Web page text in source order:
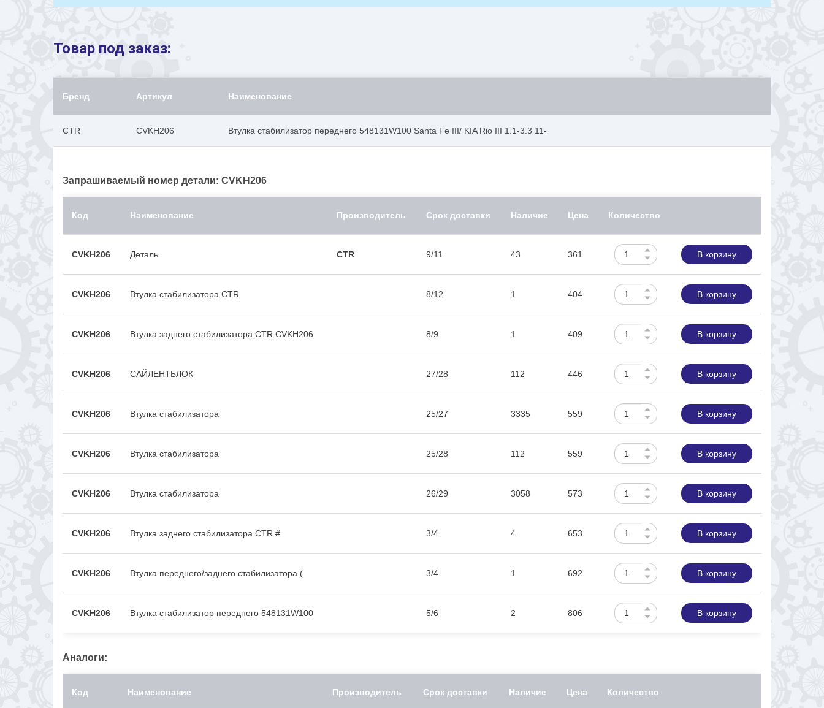
Товар под заказ:
Бренд Артикул Наименование
CTR CVKH206 Втулка стабилизатор переднего 548131W100 Santa Fe III/ KIA Rio III 1.1-3.3 11-
Запрашиваемый номер детали: CVKH206
Код Наименование Производитель Срок доставки Наличие Цена Количество
CVKH206 Деталь CTR 9/11 43 361 В корзину
CVKH206 Втулка стабилизатора CTR 8/12 1 404 В корзину
CVKH206 Втулка заднего стабилизатора CTR CVKH206 8/9 1 409 В корзину
CVKH206 САЙЛЕНТБЛОК 27/28 112 446 В корзину
CVKH206 Втулка стабилизатора 25/27 3335 559 В корзину
CVKH206 Втулка стабилизатора 25/28 112 559 В корзину
CVKH206 Втулка стабилизатора 26/29 3058 573 В корзину
CVKH206 Втулка заднего стабилизатора CTR # 3/4 4 653 В корзину
CVKH206 Втулка переднего/заднего стабилизатора ( 3/4 1 692 В корзину
CVKH206 Втулка стабилизатор переднего 548131W100 5/6 2 806 В корзину
Аналоги:
Код Наименование Производитель Срок доставки Наличие Цена Количество